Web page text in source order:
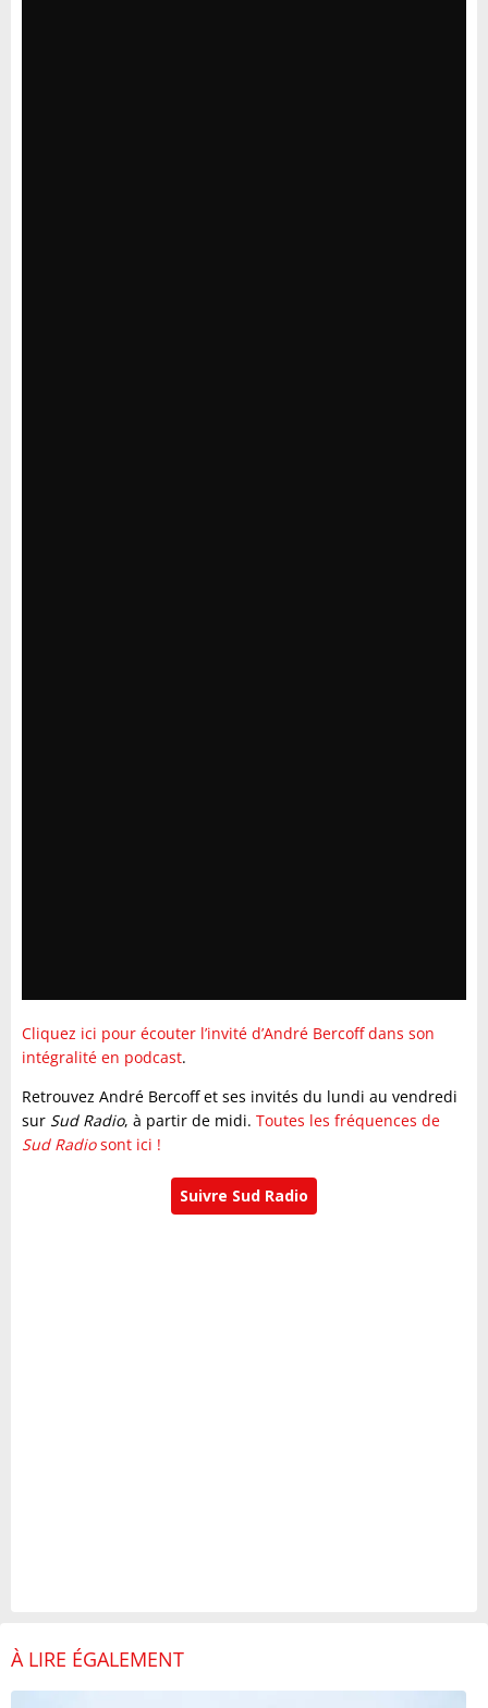
Cliquez ici pour écouter l’invité d’André Bercoff dans son
intégralité en podcast.
Retrouvez André Bercoff et ses invités du lundi au vendredi
sur Sud Radio, à partir de midi. Toutes les fréquences de
Sud Radiosont ici !
Suivre Sud Radio
À LIRE ÉGALEMENT